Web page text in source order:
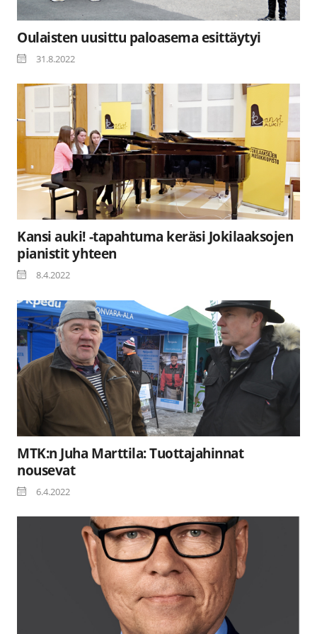
Oulaisten uusittu paloasema esittäytyi
31.8.2022
Kansi auki! -tapahtuma keräsi Jokilaaksojen
pianistit yhteen
8.4.2022
MTK:n Juha Marttila: Tuottajahinnat
nousevat
6.4.2022